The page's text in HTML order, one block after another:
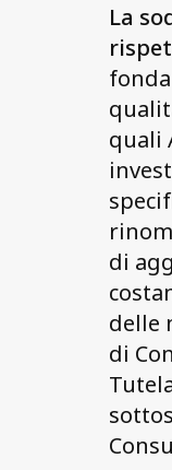
La
quali
di
delle
di